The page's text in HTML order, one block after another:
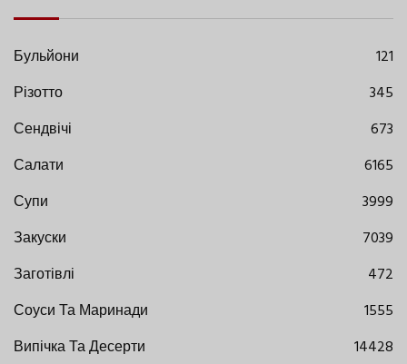
Бульйони
121
Різотто
345
Сендвічі
673
Салати
6165
Супи
3999
Закуски
7039
Заготівлі
472
Соуси Та Маринади
1555
Випічка Та Десерти
14428